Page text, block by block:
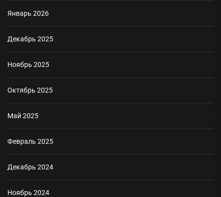
Январь 2026
Декабрь 2025
Ноябрь 2025
Октябрь 2025
Май 2025
Февраль 2025
Декабрь 2024
Ноябрь 2024